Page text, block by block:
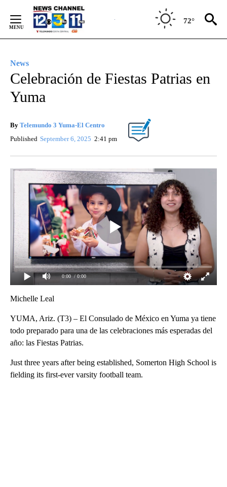
Content
72°
News
Celebración de Fiestas Patrias en
Yuma
By Telemundo 3 Yuma-El Centro
Published September 6, 2025 2:41 pm
0:00 / 0:00
Michelle Leal
YUMA, Ariz. (T3) – El Consulado de México en Yuma ya tiene
todo preparado para una de las celebraciones más esperadas del
año: las Fiestas Patrias.
Just three years after being established, Somerton High School is
fielding its first-ever varsity football team.